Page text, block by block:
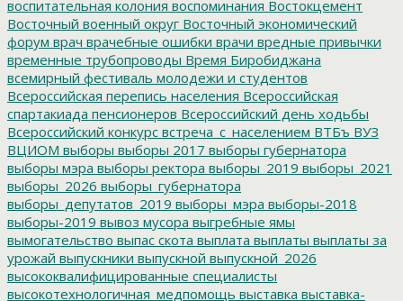
воспитательная колония воспоминания Востокцемент
Восточный военный округ Восточный экономический
форум врач врачебные ошибки врачи вредные привычки
временные трубопроводы Время Биробиджана
всемирный фестиваль молодежи и студентов
Всероссийская перепись населения Всероссийская
спартакиада пенсионеров Всероссийский день ходьбы
Всероссийский конкурс встреча_с_населением ВТБъ ВУЗ
ВЦИОМ выборы выборы 2017 выборы губернатора
выборы мэра выборы ректора выборы_2019 выборы_2021
выборы_2026 выборы_губернатора
выборы_депутатов_2019 выборы_мэра выборы-2018
выборы-2019 вывоз мусора выгребные ямы
вымогательство выпас скота выплата выплаты выплаты за
урожай выпускники выпускной выпускной_2026
высококвалифицированные специалисты
высокотехнологичная_медпомощь выставка выставка-